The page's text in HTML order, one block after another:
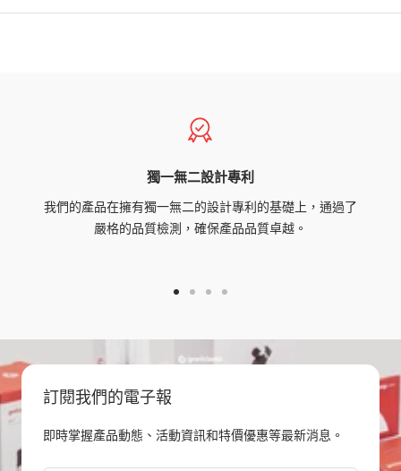
獨一無二設計專利
我們的產品在擁有獨一無二的設計專利的基礎上，通過了
嚴格的品質檢測，確保產品品質卓越。
1
2
3
4
訂閱我們的電子報
即時掌握產品動態、活動資訊和特價優惠等最新消息。